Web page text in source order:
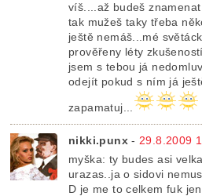
víš....až budeš
tak mužeš taky třeba
ještě nemáš...mé
prověřeny léty
jsem s tebou já
odejít pokud s ním já
zapamatuj...
nikki.punx- 29.8.2009
myška: ty budes asi
urazas..ja o sidovi
D je me to celkem fuk